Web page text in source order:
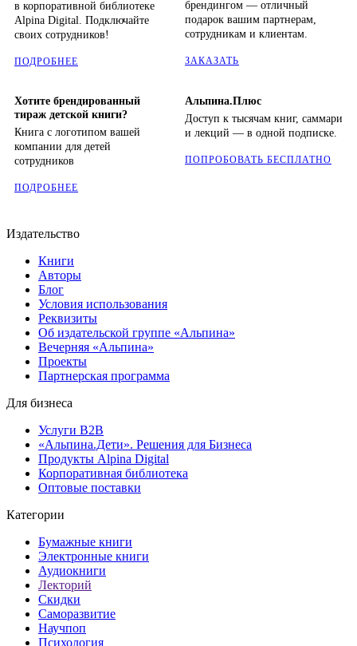
в корпоративной библиотеке
Alpina Digital. Подключайте
своих сотрудников!
ПОДРОБНЕЕ
брендингом — отличный
подарок вашим партнерам,
сотрудникам и клиентам.
ЗАКАЗАТЬ
Хотите брендированный
тираж детской книги?
Книга с логотипом вашей
компании для детей
сотрудников
ПОДРОБНЕЕ
Альпина.Плюс
Доступ к тысячам книг, саммари
и лекций — в одной подписке.
ПОПРОБОВАТЬ БЕСПЛАТНО
Издательство
Книги
Авторы
Блог
Условия использования
Реквизиты
Об издательской группе «Альпина»
Вечерняя «Альпина»
Проекты
Партнерская программа
Для бизнеса
Услуги B2B
«Альпина.Дети». Решения для Бизнеса
Продукты Alpina Digital
Корпоративная библиотека
Оптовые поставки
Категории
Бумажные книги
Электронные книги
Аудиокниги
Лекторий
Скидки
Саморазвитие
Научпоп
Психология